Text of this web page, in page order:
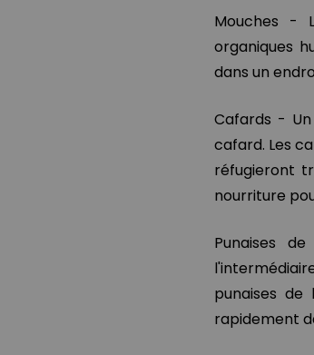
Mouches -
organiques
dans un
Cafards -
cafard. Les
réfugieront
nourriture
Punaises
punaises
rapidement